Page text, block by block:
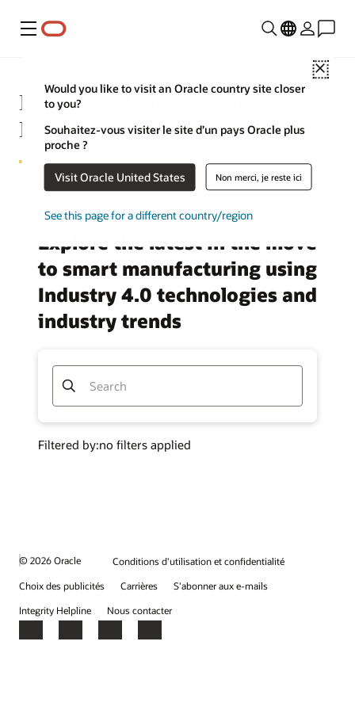
Menu
Close
Would you like to visit an Oracle country site closer
to you?
Souhaitez-vous visiter le site d’un pays Oracle plus
proche ?
Visit Oracle United States Non merci, je reste ici
See this page for a different country/region
Industrial Manufacturing -
Business Insights
© 2026 Oracle
Conditions d'utilisation et confidentialité
Choix des publicités
Carrières
S'abonner aux e-mails
Integrity Helpline
Nous contacter
Facebook
X LinkedInYouTube